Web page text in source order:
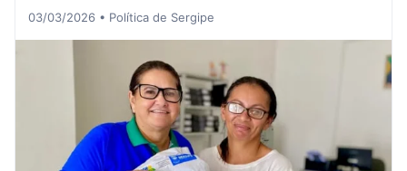
03/03/2026 • Política de Sergipe